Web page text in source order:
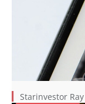
Starinvestor